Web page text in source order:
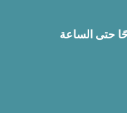
08:30 صباحًا حتى الساعة